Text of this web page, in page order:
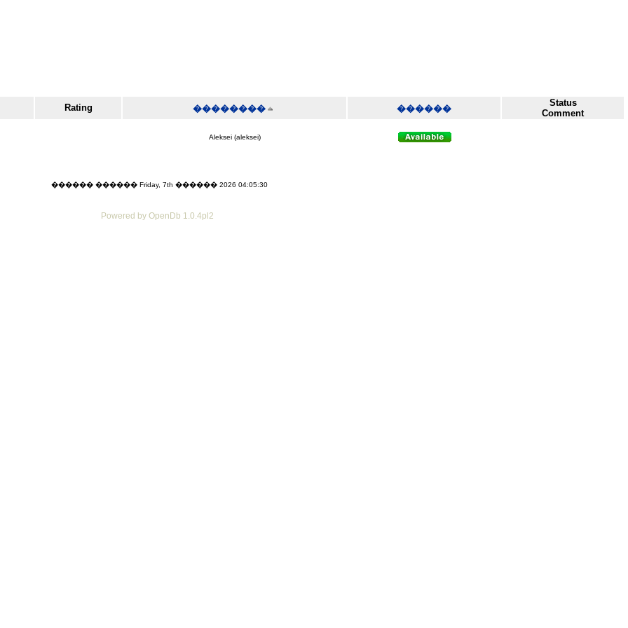
Rating �������� ������
Status
Comment
Aleksei (aleksei)
������ ������ Friday, 7th ������ 2026 04:05:30
Powered by OpenDb 1.0.4pl2